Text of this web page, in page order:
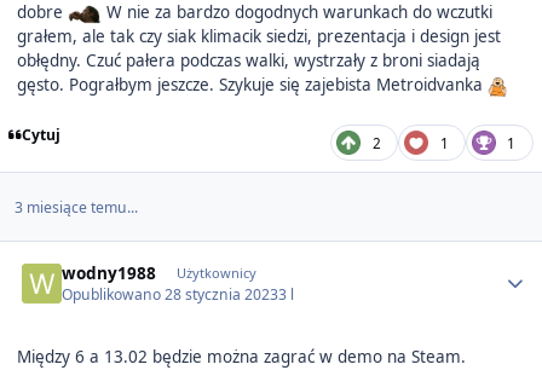
dobre
W nie za bardzo dogodnych warunkach do wczutki
grałem, ale tak czy siak klimacik siedzi, prezentacja i design jest
obłędny. Czuć pałera podczas walki, wystrzały z broni siadają
gęsto. Pograłbym jeszcze. Szykuje się zajebista Metroidvanka
Cytuj 2 1 1
3 miesiące temu...
wodny1988 Użytkownicy
Opublikowano28 stycznia 20233 l
Między 6 a 13.02 będzie można zagrać w demo na Steam.